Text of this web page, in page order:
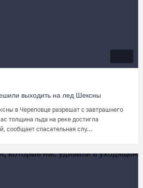
выходить на лед Шексны
в Череповце разрешат с завтрашнего
толщина льда на реке достигла
сообщает спасательная слу...